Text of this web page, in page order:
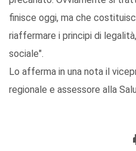
finisce oggi, ma che
riaffermare i principi di
sociale".
Lo afferma in una nota il
regionale e assessore alla